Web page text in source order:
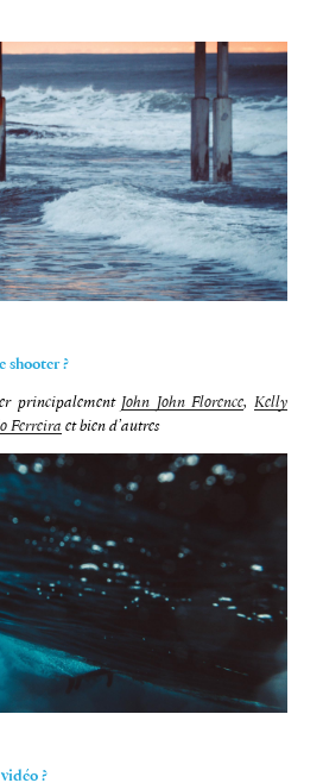
shooter ?
principalement John John Florence,Kelly
Ferreira et bien d’autres
?